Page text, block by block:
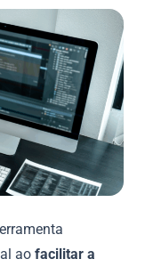
ao facilitar a